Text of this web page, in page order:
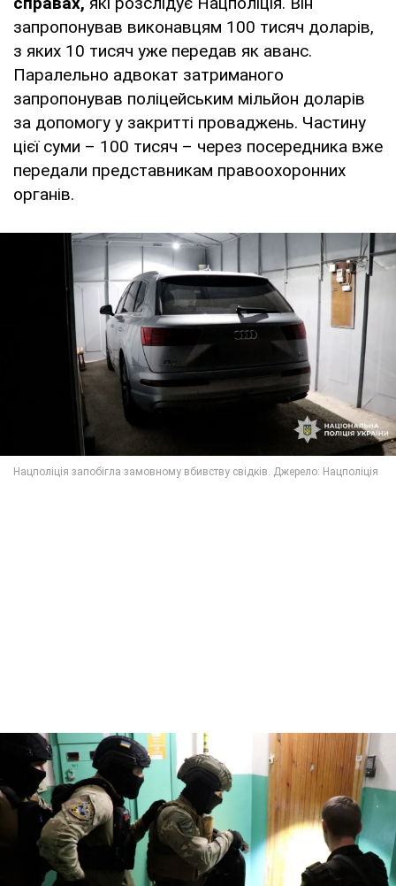
запропонував виконавцям 100 тисяч доларів,
з яких 10 тисяч уже передав як аванс.
Паралельно адвокат затриманого
запропонував поліцейським мільйон доларів
за допомогу у закритті проваджень. Частину
цієї суми – 100 тисяч – через посередника вже
передали представникам правоохоронних
органів.